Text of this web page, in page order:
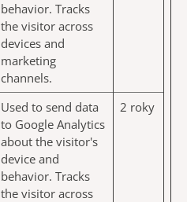
behavior. Tracks
the visitor across
devices and
marketing
channels.
Used to send data
to Google Analytics
about the visitor's
device and
behavior. Tracks
the visitor across
2 roky